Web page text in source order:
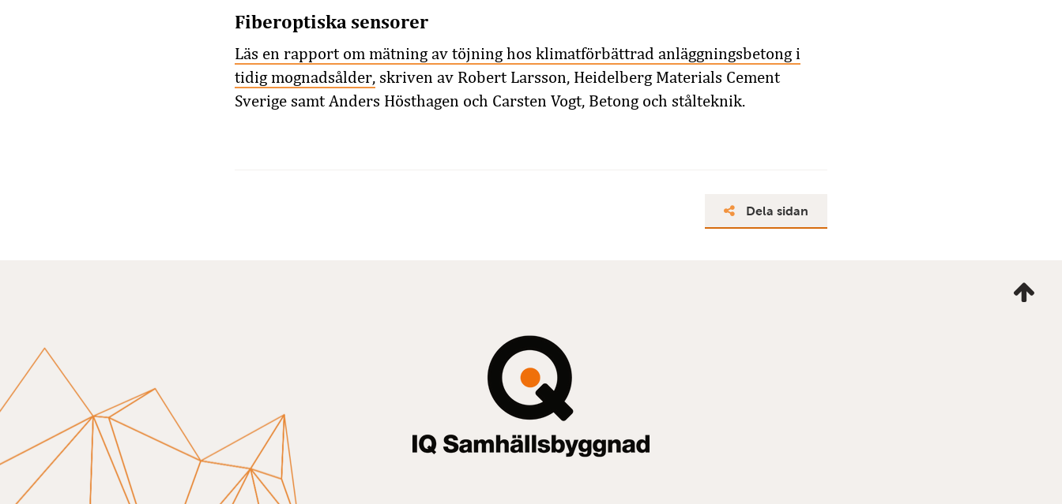
Fiberoptiska sensorer
Läs en rapport om mätning av töjning hos klimatförbättrad anläggningsbetong i
tidig mognadsålder, skriven av Robert Larsson, Heidelberg Materials Cement
Sverige samt Anders Hösthagen och Carsten Vogt, Betong och stålteknik.
Dela sidan
mig